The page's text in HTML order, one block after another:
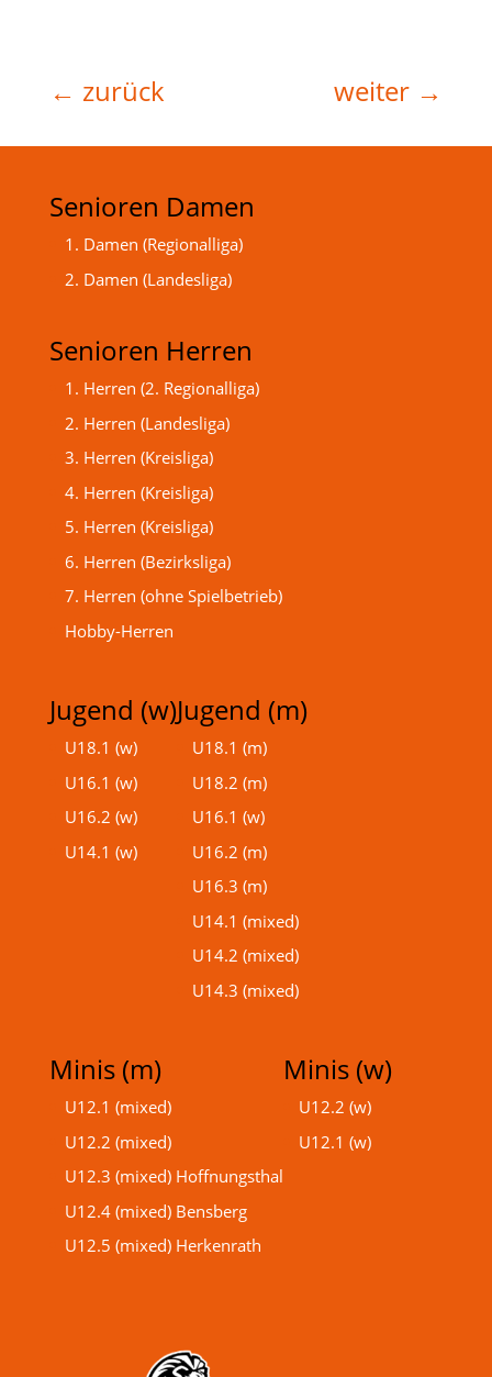
← zurück weiter →
Senioren Damen
1. Damen (Regionalliga)
2. Damen (Landesliga)
Senioren Herren
1. Herren (2. Regionalliga)
2. Herren (Landesliga)
3. Herren (Kreisliga)
4. Herren (Kreisliga)
5. Herren (Kreisliga)
6. Herren (Bezirksliga)
7. Herren (ohne Spielbetrieb)
Hobby-Herren
Jugend (w)
U18.1 (w)
U16.1 (w)
U16.2 (w)
U14.1 (w)
Jugend (m)
U18.1 (m)
U18.2 (m)
U16.1 (w)
U16.2 (m)
U16.3 (m)
U14.1 (mixed)
U14.2 (mixed)
U14.3 (mixed)
Minis (m)
U12.1 (mixed)
U12.2 (mixed)
U12.3 (mixed) Hoffnungsthal
U12.4 (mixed) Bensberg
U12.5 (mixed) Herkenrath
Minis (w)
U12.2 (w)
U12.1 (w)